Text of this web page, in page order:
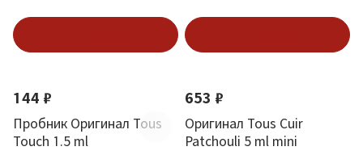
144 ₽
Пробник Оригинал Tous
Touch 1.5 ml
653 ₽
Оригинал Tous Cuir
Patchouli 5 ml mini